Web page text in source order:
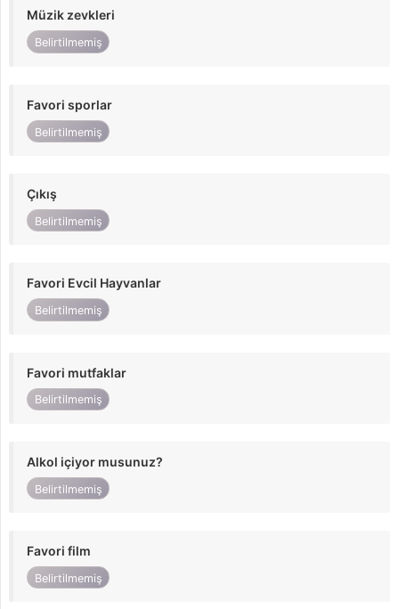
Müzik zevkleri
Belirtilmemiş
Favori sporlar
Belirtilmemiş
Çıkış
Belirtilmemiş
Favori Evcil Hayvanlar
Belirtilmemiş
Favori mutfaklar
Belirtilmemiş
Alkol içiyor musunuz?
Belirtilmemiş
Favori film
Belirtilmemiş